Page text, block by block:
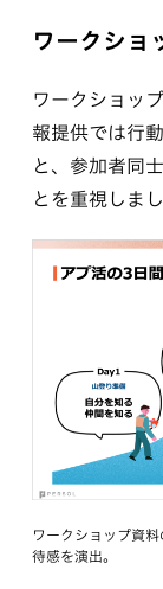
ワークショ
ワークショッ
報提供では行
と、参加者同
とを重視しま
ワークショップ資
待感を演出。